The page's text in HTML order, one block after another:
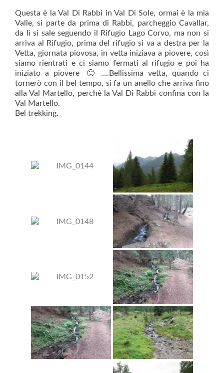
Questa è la Val Di Rabbi in Val Di Sole, ormai è la mia
Valle, si parte da prima di Rabbi, parcheggio Cavallar,
da lì si sale seguendo il Rifugio Lago Corvo, ma non si
arriva al Rifugio, prima del rifugio si va a destra per la
Vetta, giornata piovosa, in vetta iniziava a piovere, così
siamo rientrati e ci siamo fermati al rifugio e poi ha
iniziato a piovere
🙂
….Bellissima vetta, quando ci
tornerò con il bel tempo, si fa un anello che arriva fino
alla Val Martello, perchè la Val Di Rabbi confina con la
Val Martello.
Bel trekking.